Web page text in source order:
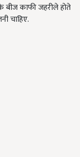
काफी जहरीले होते
चाहिए.